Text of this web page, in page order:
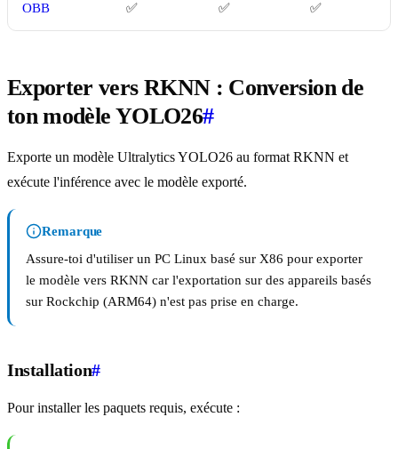
OBB ✅ ✅ ✅
Exporter vers RKNN : Conversion de
ton modèle YOLO26#
Exporte un modèle Ultralytics YOLO26 au format RKNN et
exécute l'inférence avec le modèle exporté.
Remarque
Assure-toi d'utiliser un PC Linux basé sur X86 pour exporter
le modèle vers RKNN car l'exportation sur des appareils basés
sur Rockchip (ARM64) n'est pas prise en charge.
Installation#
Pour installer les paquets requis, exécute :